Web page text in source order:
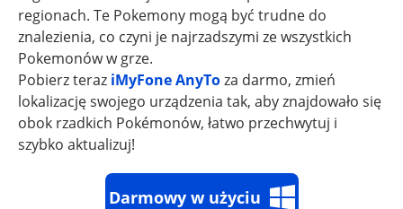
regionach. Te Pokemony mogą być trudne do
znalezienia, co czyni je najrzadszymi ze wszystkich
Pokemonów w grze.
Pobierz teraz iMyFone AnyToza darmo, zmień
lokalizację swojego urządzenia tak, aby znajdowało się
obok rzadkich Pokémonów, łatwo przechwytuj i
szybko aktualizuj!
Darmowy w użyciu